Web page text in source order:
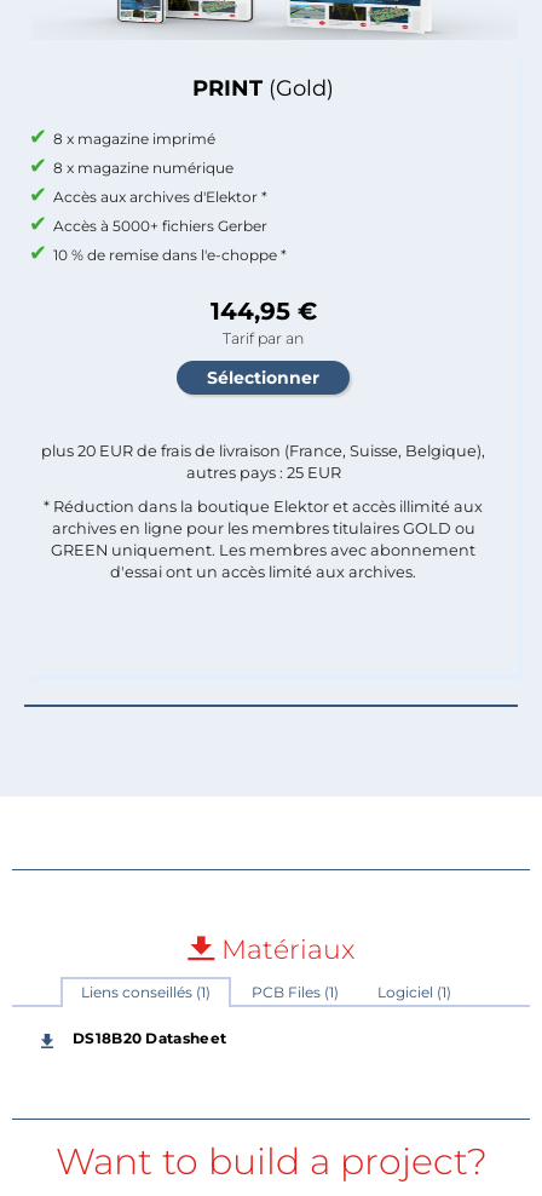
PRINT (Gold)
8 x magazine imprimé
8 x magazine numérique
Accès aux archives d'Elektor *
Accès à 5000+ fichiers Gerber
10 % de remise dans l'e-choppe *
144,95 €
Tarif par an
plus 20 EUR de frais de livraison (France, Suisse, Belgique),
autres pays : 25 EUR
* Réduction dans la boutique Elektor et accès illimité aux
archives en ligne pour les membres titulaires GOLD ou
GREEN uniquement. Les membres avec abonnement
d'essai ont un accès limité aux archives.
Matériaux
Liens conseillés (1) PCB Files (1) Logiciel (1)
DS18B20 Datasheet
Want to build a project?